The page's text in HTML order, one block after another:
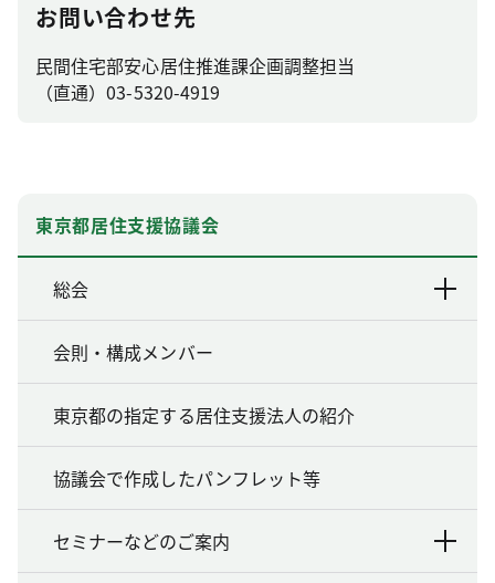
お問い合わせ先
民間住宅部安心居住推進課企画調整担当
（直通）03-5320-4919
東京都居住支援協議会
総会
会則・構成メンバー
東京都の指定する居住支援法人の紹介
協議会で作成したパンフレット等
セミナーなどのご案内